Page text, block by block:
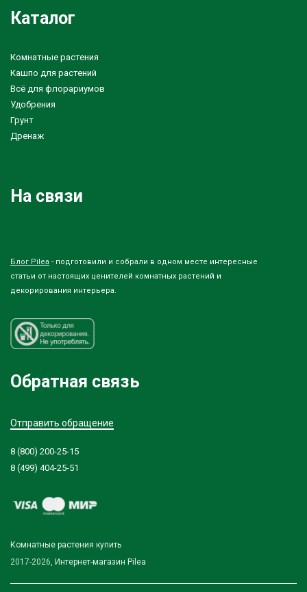
Каталог
Комнатные растения
Кашпо для растений
Всё для флорариумов
Удобрения
Грунт
Дренаж
На связи
Блог Pilea - подготовили и собрали в одном месте интересные
статьи от настоящих ценителей комнатных растений и
декорирования интерьера.
Обратная связь
Отправить обращение
8 (800) 200-25-15
8 (499) 404-25-51
Комнатные растения купить
2017-2026, Интернет-магазин Pilea